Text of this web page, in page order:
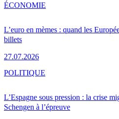
L’euro en mèmes : quand les
billets
27.07.2026
ÉCONOMIE
L’Espagne sous pression : la crise
Schengen à l’épreuve
POLITIQUE